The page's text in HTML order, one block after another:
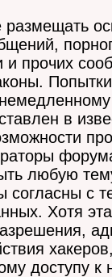
размещать
и прочих
в
любую
согласны с
Хотя
доступу к